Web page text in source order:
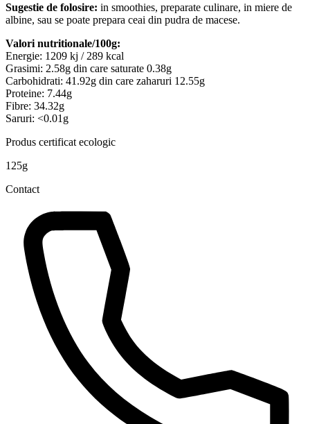
Sugestie de folosire: in smoothies, preparate culinare, in miere de
albine, sau se poate prepara ceai din pudra de macese.
Valori nutritionale/100g:
Energie: 1209 kj / 289 kcal
Grasimi: 2.58g din care saturate 0.38g
Carbohidrati: 41.92g din care zaharuri 12.55g
Proteine: 7.44g
Fibre: 34.32g
Saruri: <0.01g
Produs certificat ecologic
125g
Contact